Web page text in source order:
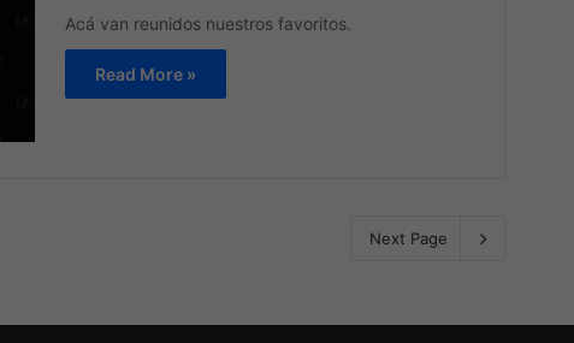
Acá van reunidos nuestros favoritos.
Read More »
Next Page